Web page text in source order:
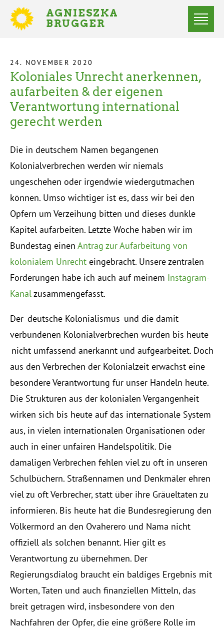
Direkt
zum
Inhalt
AGNIESZKA
BRUGGER
Pfadnavigation
Startseite
24. NOVEMBER 2020
Koloniales Unrecht anerkennen,
aufarbeiten & der eigenen
Verantwortung international
gerecht werden
Die in deutschem Namen begangenen
Kolonialverbrechen werden wir niemals
ungeschehen oder irgendwie wiedergutmachen
können. Umso wichtiger ist es, dass wir bei den
Opfern um Verzeihung bitten und dieses dunkle
Kapitel aufarbeiten. Letzte Woche haben wir im
Bundestag einen Antrag zur Aufarbeitung von
kolonialem Unrecht eingebracht. Unsere zentralen
Forderungen habe ich auch auf meinem Instagram-
Kanalzusammengefasst.
Der deutsche Kolonialismus und die damit
verbundenen Kolonialverbrechen wurden bis heute
nicht umfassend anerkannt und aufgearbeitet. Doch
aus den Verbrechen der Kolonialzeit erwächst eine
besondere Verantwortung für unser Handeln heute.
Die Strukturen aus der kolonialen Vergangenheit
wirken sich bis heute auf das internationale System
aus, in vielen internationalen Organisationen oder
auch in einer unfairen Handelspolitik. Die
damaligen Verbrechen fehlen viel zu oft in unseren
Schulbüchern. Straßennamen und Denkmäler ehren
viel zu oft Verbrecher, statt über ihre Gräueltaten zu
informieren. Bis heute hat die Bundesregierung den
Völkermord an den Ovaherero und Nama nicht
offiziell als solchen benannt. Hier gilt es
Verantwortung zu übernehmen. Der
Regierungsdialog braucht ein baldiges Ergebnis mit
Worten, Taten und auch finanziellen Mitteln, das
breit getragen wird, insbesondere von den
Nachfahren der Opfer, die eine größere Rolle im